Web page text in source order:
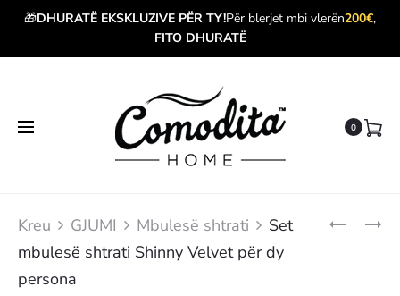
🎁DHURATË EKSKLUZIVE PËR TY!Për blerjet mbi vlerën200€,
FITO DHURATË
0
Kreu GJUMI Mbulesë shtrati
Set
mbulesë shtrati Shinny Velvet për dy
persona